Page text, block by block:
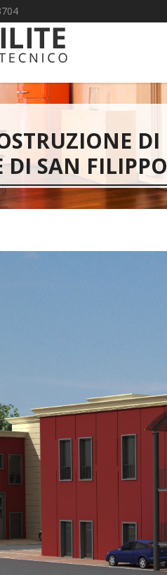
DI SAN FILIPPO